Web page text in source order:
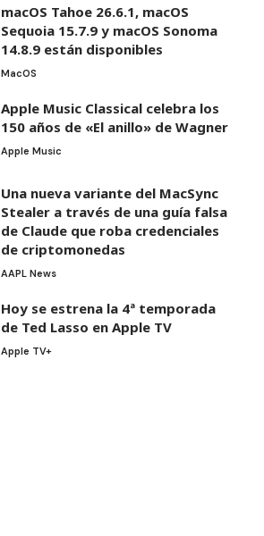
macOS Tahoe 26.6.1, macOS
Sequoia 15.7.9 y macOS Sonoma
14.8.9 están disponibles
MacOS
Apple Music Classical celebra los
150 años de «El anillo» de Wagner
Apple Music
Una nueva variante del MacSync
Stealer a través de una guía falsa
de Claude que roba credenciales
de criptomonedas
AAPL News
Hoy se estrena la 4ª temporada
de Ted Lasso en Apple TV
Apple TV+